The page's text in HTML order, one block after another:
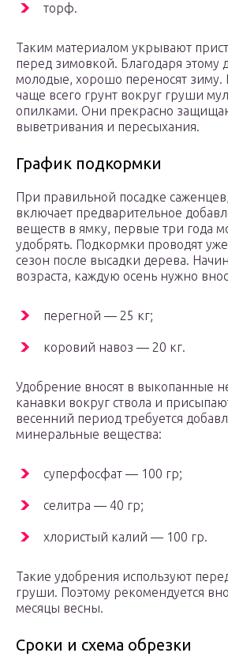
торф.
Таким материалом укрывают
перед зимовкой. Благодаря этому
молодые, хорошо переносят зиму.
чаще всего грунт вокруг груши
опилками. Они прекрасно
выветривания и пересыхания.
График подкормки
При правильной посадке
включает предварительное
веществ в ямку, первые три года
удобрять. Подкормки проводят
сезон после высадки дерева.
возраста, каждую осень нужно
перегной — 25 кг;
коровий навоз — 20 кг.
Удобрение вносят в выкопанные
канавки вокруг ствола и
весенний период требуется
минеральные вещества:
суперфосфат — 100 гр;
селитра — 40 гр;
хлористый калий — 100 гр.
Такие удобрения используют
груши. Поэтому рекомендуется
месяцы весны.
Сроки и схема обрезки